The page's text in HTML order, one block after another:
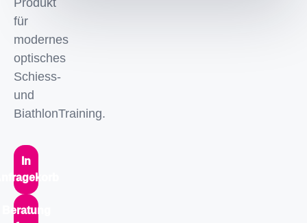
Produkt
für
modernes
optisches
Schiess-
und
BiathlonTraining.
In
Beratung